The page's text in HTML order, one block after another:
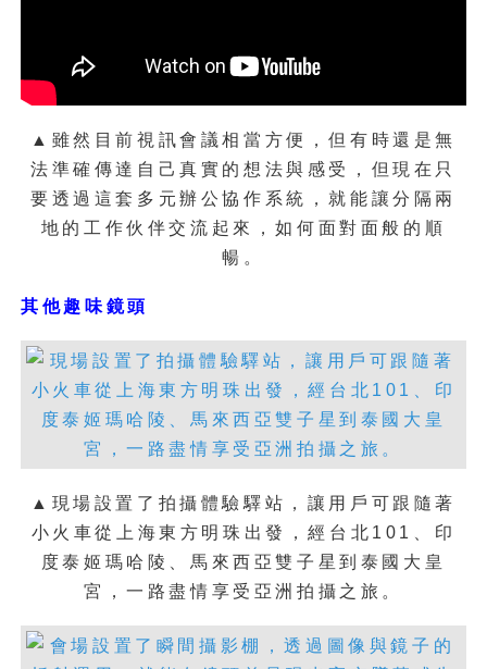
出印刷的更多可能。
▲透過Canon大圖印表機，就連要仿製大尺寸
經典名畫也能輕鬆搞定！
▲雖然目前視訊會議相當方便，但有時還是無
法準確傳達自己真實的想法與感受，但現在只
要透過這套多元辦公協作系統，就能讓分隔兩
地的工作伙伴交流起來，如何面對面般的順
暢。
其他趣味鏡頭
▲現場設置了拍攝體驗驛站，讓用戶可跟隨著
小火車從上海東方明珠出發，經台北101、印
度泰姬瑪哈陵、馬來西亞雙子星到泰國大皇
宮，一路盡情享受亞洲拍攝之旅。